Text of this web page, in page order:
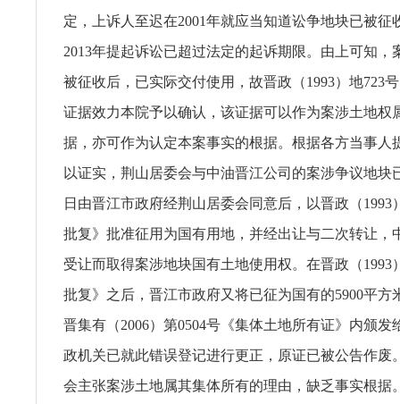
定，上诉人至迟在2001年就应当知道讼争地块已被征
2013年提起诉讼已超过法定的起诉期限。由上可知，
被征收后，已实际交付使用，故晋政（1993）地723
证据效力本院予以确认，该证据可以作为案涉土地权
据，亦可作为认定本案事实的根据。根据各方当事人
以证实，荆山居委会与中油晋江公司的案涉争议地块
日由晋江市政府经荆山居委会同意后，以晋政（1993
批复》批准征用为国有用地，并经出让与二次转让，
受让而取得案涉地块国有土地使用权。在晋政（1993
批复》之后，晋江市政府又将已征为国有的5900平方
晋集有（2006）第0504号《集体土地所有证》内颁发
政机关已就此错误登记进行更正，原证已被公告作废
会主张案涉土地属其集体所有的理由，缺乏事实根据